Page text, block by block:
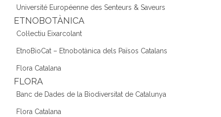
Université Européenne des Senteurs & Saveurs
ETNOBOTÀNICA
Col·lectiu Eixarcolant
EtnoBioCat – Etnobotànica dels Països Catalans
Flora Catalana
FLORA
Banc de Dades de la Biodiversitat de Catalunya
Flora Catalana